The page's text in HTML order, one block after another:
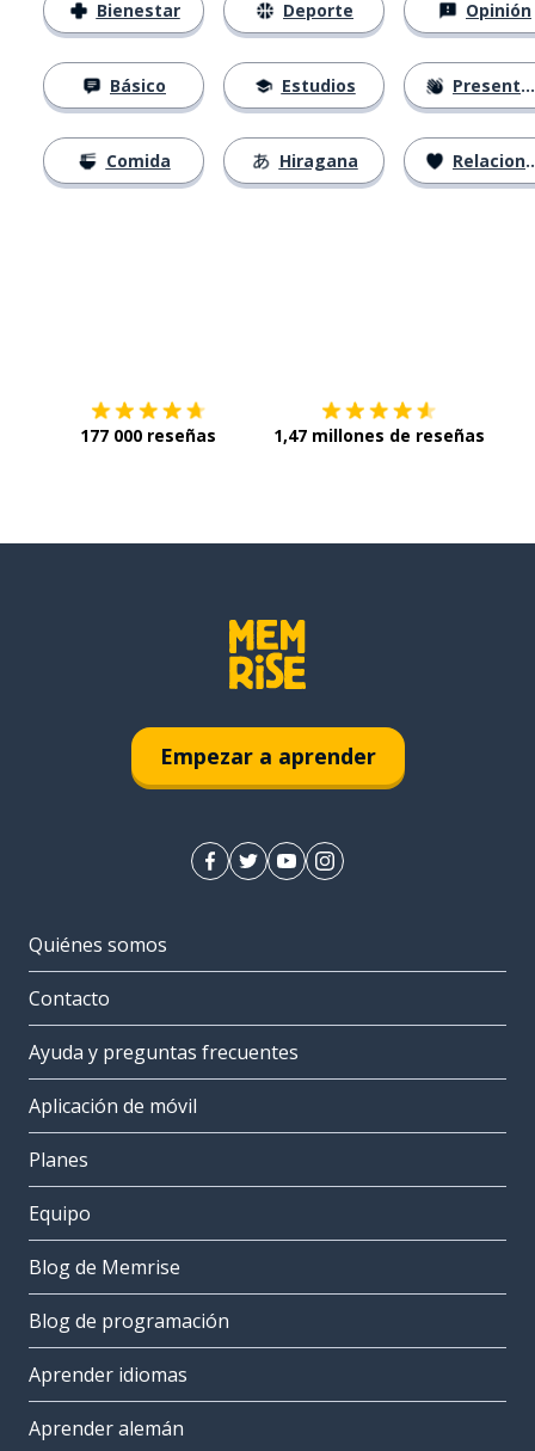
Bienestar
Básico
Comida
Deporte
Estudios
Hiragana
Opinión
Presentación
Relaciones
177 000 reseñas 1,47 millones de reseñas
Empezar a aprender
Quiénes somos
Contacto
Ayuda y preguntas frecuentes
Aplicación de móvil
Planes
Equipo
Blog de Memrise
Blog de programación
Aprender idiomas
Aprender alemán